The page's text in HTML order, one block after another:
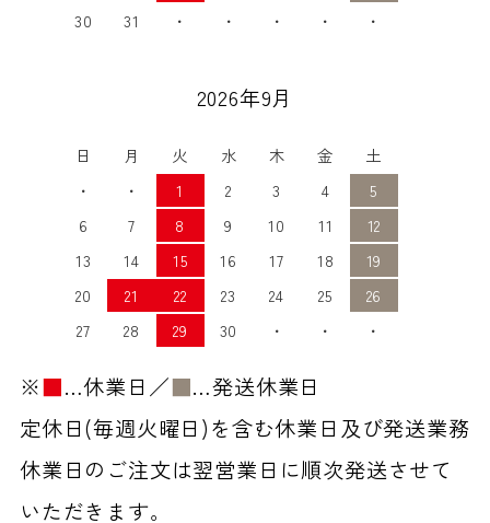
30
31 ・ ・ ・ ・ ・
2026年9月
日 月 火 水 木 金
土
・
・ 1 2 3 4
5
6
7 8 9 10 11
12
13
14 15 16 17 18
19
20
21 22 23 24 25
26
27
28 29 30 ・ ・ ・
※■…休業日／■…発送休業日
定休日(毎週火曜日)を含む休業日及び発送業務
休業日のご注文は翌営業日に順次発送させて
いただきます。